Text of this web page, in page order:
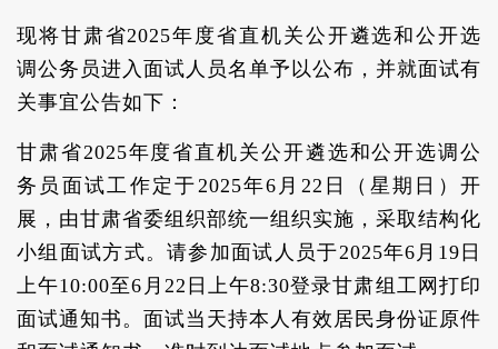
现将甘肃省2025年度省直机关公开遴选和公开选
调公务员进入面试人员名单予以公布，并就面试有
关事宜公告如下：
甘肃省2025年度省直机关公开遴选和公开选调公
务员面试工作定于2025年6月22日（星期日）开
展，由甘肃省委组织部统一组织实施，采取结构化
小组面试方式。请参加面试人员于2025年6月19日
上午10:00至6月22日上午8:30登录甘肃组工网打印
面试通知书。面试当天持本人有效居民身份证原件